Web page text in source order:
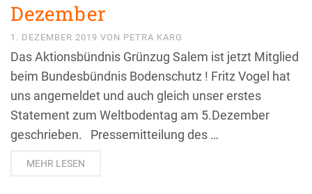
Dezember
1. DEZEMBER 2019 VON PETRA KARG
Das Aktionsbündnis Grünzug Salem ist jetzt Mitglied
beim Bundesbündnis Bodenschutz ! Fritz Vogel hat
uns angemeldet und auch gleich unser erstes
Statement zum Weltbodentag am 5.Dezember
geschrieben. Pressemitteilung des …
MEHR LESEN